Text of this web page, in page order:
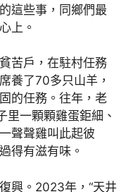
這些事，同鄉們最
上。
苦戶，在駐村任務
養了70多只山羊，
的任務。往年，老
里一顆顆雞蛋鉅細、
聲聲雞叫此起彼
得有滋有味。
興。2023年，“天井